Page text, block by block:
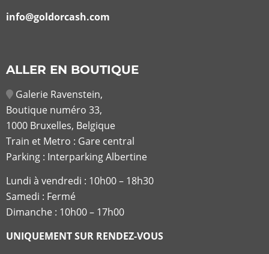
info@goldorcash.com
ALLER EN BOUTIQUE
Galerie Ravenstein,
Boutique numéro 33,
1000 Bruxelles, Belgique
Train et Metro : Gare central
Parking : Interparking Albertine
Lundi à vendredi : 10h00 – 18h30
Samedi : Fermé
Dimanche : 10h00 – 17h00
UNIQUEMENT SUR RENDEZ-VOUS